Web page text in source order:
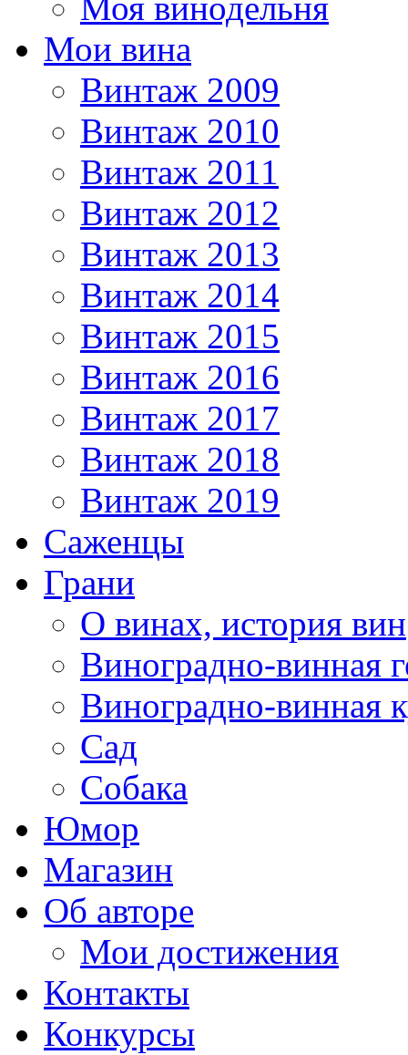
Моя винодельня
Мои вина
Винтаж 2009
Винтаж 2010
Винтаж 2011
Винтаж 2012
Винтаж 2013
Винтаж 2014
Винтаж 2015
Винтаж 2016
Винтаж 2017
Винтаж 2018
Винтаж 2019
Саженцы
Грани
О винах, история вин
Виноградно-винная
Виноградно-винная
Сад
Собака
Юмор
Магазин
Об авторе
Мои достижения
Контакты
Конкурсы